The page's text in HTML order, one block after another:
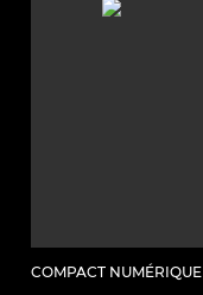
COMPACT NUMÉRIQUE